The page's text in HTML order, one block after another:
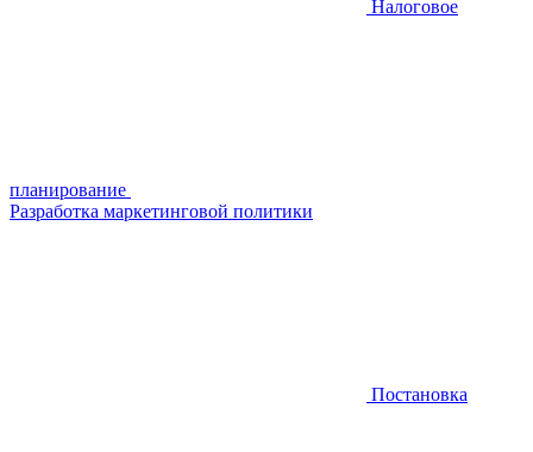
Налоговое
планирование
Разработка маркетинговой политики
Постановка